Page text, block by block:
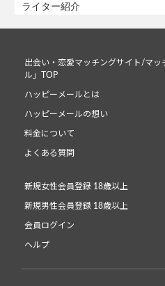
ライター紹介
出会い・恋愛マッチングサイト/マッ
ル」TOP
ハッピーメールとは
ハッピーメールの想い
料金について
よくある質問
新規女性会員登録 18歳以上
新規男性会員登録 18歳以上
会員ログイン
ヘルプ